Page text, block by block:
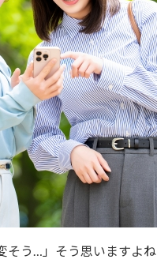
そう…」そう思いますよ